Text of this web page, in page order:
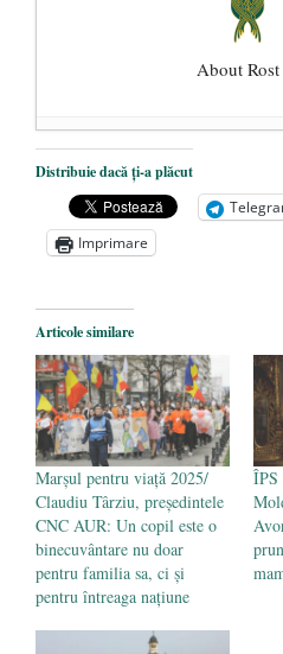
About
Dezvăluiri
președintele
Zelensky
- 13 mai
Statul care servește
Legea Vexler
poetului Octavian
- 16 aprilie 2026
Distribuie dacă ți-a plăcut
Imprimare
Articole similare
Marșul pentru viață 2025/
Claudiu Târziu, președintele
CNC AUR: Un copil este o
binecuvântare nu doar
pentru familia sa, ci și
pentru întreaga națiune